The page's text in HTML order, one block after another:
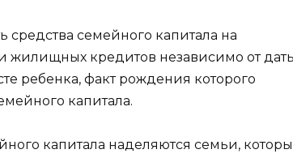
средства семейного капитала на
жилищных кредитов независимо от
ребенка, факт рождения которого
капитала.
капитала наделяются семьи,